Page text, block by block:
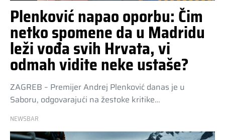
Plenković napao oporbu: Čim
netko spomene da u Madridu
leži vođa svih Hrvata, vi
odmah vidite neke ustaše?
ZAGREB – Premijer Andrej Plenković danas je u
Saboru, odgovarajući na žestoke kritike…
NEWSBAR